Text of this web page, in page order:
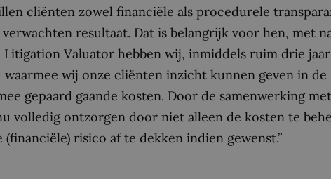
cliënten zowel financiële als procedurele
resultaat. Dat is belangrijk voor hen, met
Valuator hebben wij, inmiddels ruim drie
wij onze cliënten inzicht kunnen geven in de
gepaard gaande kosten. Door de samenwerking
volledig ontzorgen door niet alleen de kosten te
risico af te dekken indien gewenst.”